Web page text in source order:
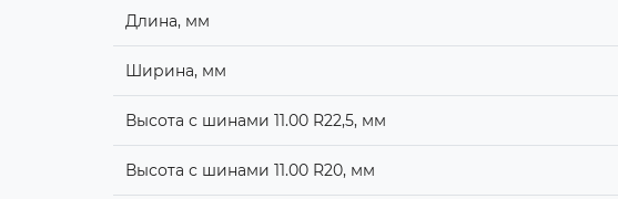
Длина, мм
Ширина, мм
Высота с шинами 11.00 R22,5, мм
Высота с шинами 11.00 R20, мм